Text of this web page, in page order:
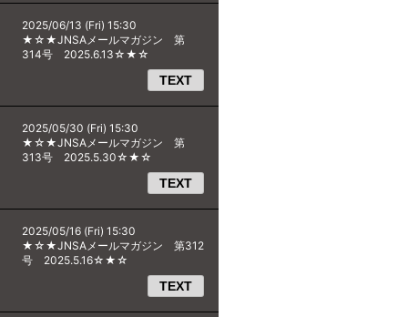
2025/06/13 (Fri) 15:30
★☆★JNSAメールマガジン 第
314号 2025.6.13☆★☆
TEXT
2025/05/30 (Fri) 15:30
★☆★JNSAメールマガジン 第
313号 2025.5.30☆★☆
TEXT
2025/05/16 (Fri) 15:30
★☆★JNSAメールマガジン 第312
号 2025.5.16☆★☆
TEXT